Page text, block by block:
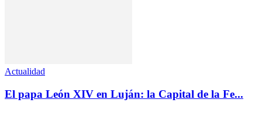
Actualidad
El papa León XIV en Luján: la Capital de la Fe...